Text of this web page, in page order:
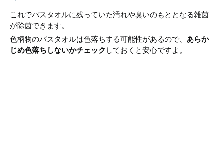
これでバスタオルに残っていた汚れや臭いのもととなる雑菌
が除菌できます。
色柄物のバスタオルは色落ちする可能性があるので、 あらか
じめ色落ちしないかチェック しておくと安心ですよ。